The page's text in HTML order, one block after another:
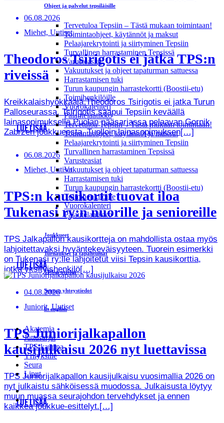
Ohjeet ja palvelut tepsiläisille
Tervetuloa Tepsiin – Tästä mukaan toimintaan!
Toimintaohjeet, käytännöt ja maksut
Pelaajarekrytointi ja siirtyminen Tepsiin
Turvallinen harrastaminen Tepsissä
Varusteasiat
Vakuutukset ja ohjeet tapaturman sattuessa
Harrastamisen tuki
Turun kaupungin harrastekortti (Boostii-etu)
Toimihenkilöille
Vuorokalenteri
Palautelaatikko
Tervetuloa Tepsiin – Tästä mukaan toimintaan!
Toimintaohjeet, käytännöt ja maksut
Pelaajarekrytointi ja siirtyminen Tepsiin
Turvallinen harrastaminen Tepsissä
Varusteasiat
Vakuutukset ja ohjeet tapaturman sattuessa
Harrastamisen tuki
Turun kaupungin harrastekortti (Boostii-etu)
Toimihenkilöille
Vuorokalenteri
Palautelaatikko
Joukkueet
Turnaukset ja tapahtumat
TPS:n ottelut
Seuran yhteystiedot
In english
Akatemia
Juttusarjat
TPS-kauppa
Yrityksille
Seura
Liput
06.08.2026
Miehet, Uutiset
Theodoros Tsirigotis ei jatka TPS:n
riveissä
Kreikkalaishyökkääjä Theodoros Tsirigotis ei jatka Turun
Palloseurassa. Tsirigotis saapui Tepsiin keväällä
lainasopimuksella Puolan pääsarjassa pelaavan Gornik
Zabrzen joukkueesta. Tuolloin lainasopimuksen[…]
LUE LISÄÄ
06.08.2026
Miehet, Uutiset
TPS:n kausikortit tuovat iloa
Tukenasi ry:n nuorille ja senioreille
TPS Jalkapallon kausikortteja on mahdollista ostaa myös
lahjoitettavaksi hyväntekeväisyyteen. Tuorein esimerkki
on Tukenasi ry:lle lahjoitetut viisi Tepsin kausikorttia,
jotka yksityishenkilö[…]
LUE LISÄÄ
04.08.2026
Juniorit, Uutiset
TPS Juniorijalkapallon
kausijulkaisu 2026 nyt luettavissa
TPS Juniorijalkapallon kausijulkaisu vuosimallia 2026 on
nyt julkaistu sähköisessä muodossa. Julkaisusta löytyy
muun muassa seurajohdon tervehdykset ja ennen
kaikkea joukkue-esittelyt.[…]
LUE LISÄÄ